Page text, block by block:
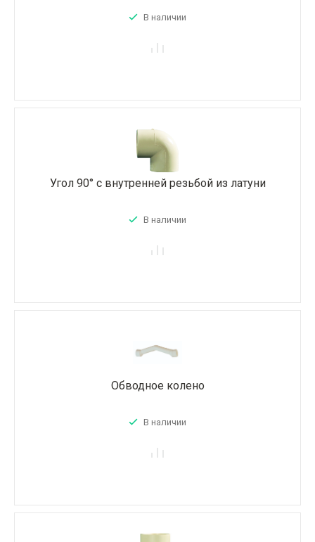
В наличии
Угол 90° с внутренней резьбой из латуни
В наличии
Обводное колено
В наличии